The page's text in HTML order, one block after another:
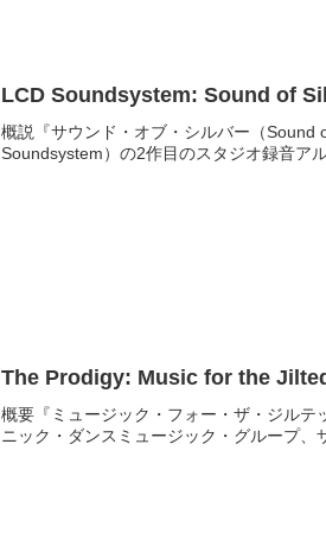
LCD Soundsystem: Sound of
概説『サウンド・オブ・シルバー（Sound
Soundsystem）の2作目のスタジオ録音ア
The Prodigy: Music for the
概要『ミュージック・フォー・ザ・ジル
ニック・ダンスミュージック・グループ、